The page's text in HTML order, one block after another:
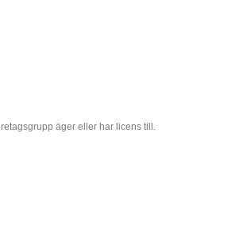
äger eller har licens till.